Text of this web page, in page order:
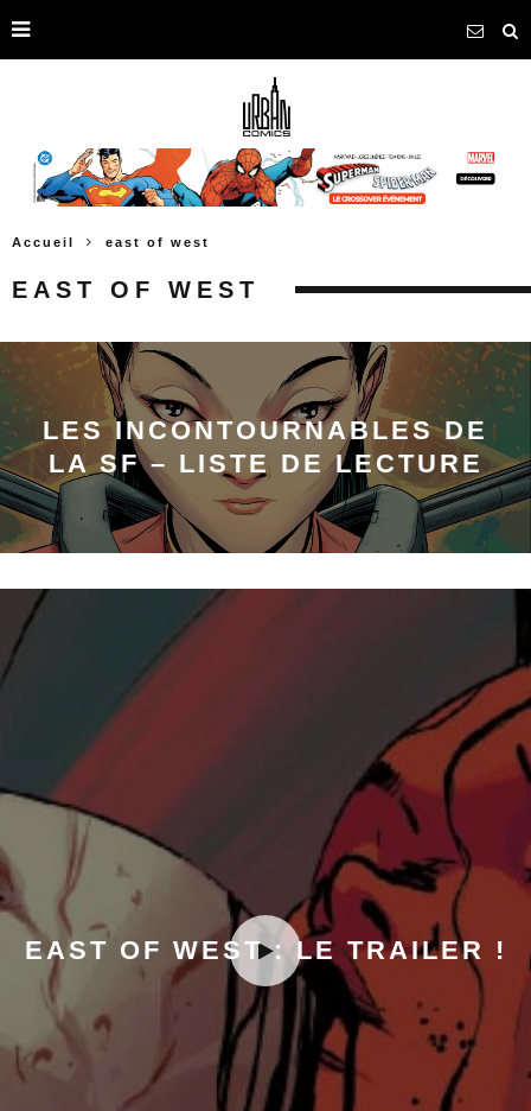
Accueil east of west
EAST OF WEST
LES INCONTOURNABLES DE
LA SF – LISTE DE LECTURE
EAST OF WEST : LE TRAILER !